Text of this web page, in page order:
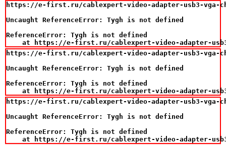
https://e-first.ru/cablexpert-video-adapter-usb3-vga-
Uncaught ReferenceError: Tygh is not defined
ReferenceError: Tygh is not defined
at https://e-first.ru/cablexpert-video-adapter-
https://e-first.ru/cablexpert-video-adapter-usb3-vga-
Uncaught ReferenceError: Tygh is not defined
ReferenceError: Tygh is not defined
at https://e-first.ru/cablexpert-video-adapter-
https://e-first.ru/cablexpert-video-adapter-usb3-vga-
Uncaught ReferenceError: Tygh is not defined
ReferenceError: Tygh is not defined
at https://e-first.ru/cablexpert-video-adapter-